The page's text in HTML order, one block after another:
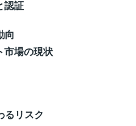
認証
向
市場の現状
るリスク